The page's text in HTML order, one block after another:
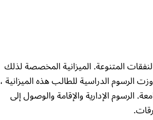
المتنوعة. الميزانية المخصصة لذلك
الرسوم الدراسية للطالب هذه الميزانية ،
الرسوم الإدارية والإقامة والوصول إلى